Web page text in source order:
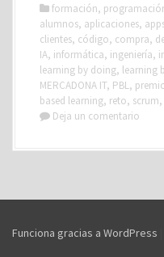
formación,
alumnos, aplicaciones,
clientes, código, compra,
IA, informática, ingeniería,
learning by doing, learning
MERCADONA IT, PBL,
based learning, reto, scrum,
Deja un comentario
Funciona gracias a WordPress